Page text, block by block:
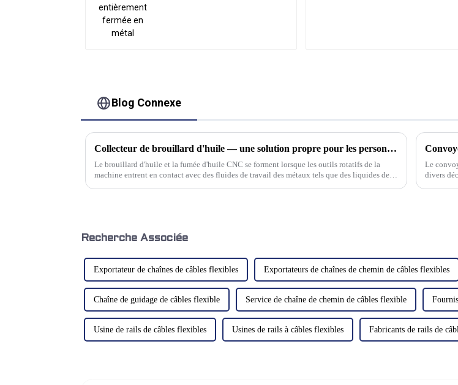
Blog Connexe
Collecteur de brouillard d'huile — une solution propre pour les personnes, les machines et l'environnement
Le brouillard d'huile et la fumée d'huile CNC se forment lorsque les outils rotatifs de la
machine entrent en contact avec des fluides de travail des métaux tels que des liquides de
Le
divers
Recherche Associée
Exportateur de chaînes de câbles flexibles Exportateurs de chaînes de chemin de câbles flexibles
Chaîne de guidage de câbles flexible Service de chaîne de chemin de câbles flexible
Usine de rails de câbles flexibles Usines de rails à câbles flexibles Fabricants de rails de